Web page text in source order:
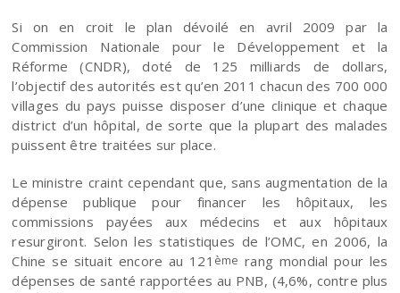
Si on en croit le plan dévoilé en avril 2009 par la
Commission Nationale pour le Développement et la
Réforme (CNDR), doté de 125 milliards de dollars,
l’objectif des autorités est qu’en 2011 chacun des 700 000
villages du pays puisse disposer d’une clinique et chaque
district d’un hôpital, de sorte que la plupart des malades
puissent être traitées sur place.
Le ministre craint cependant que, sans augmentation de la
dépense publique pour financer les hôpitaux, les
commissions payées aux médecins et aux hôpitaux
resurgiront. Selon les statistiques de l’OMC, en 2006, la
Chine se situait encore au 121 ème rang mondial pour les
dépenses de santé rapportées au PNB, (4,6%, contre plus